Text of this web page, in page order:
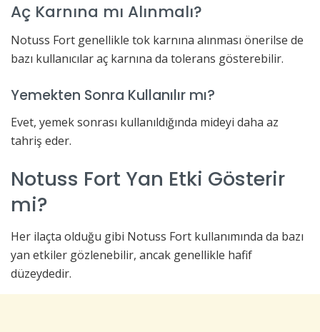
Aç Karnına mı Alınmalı?
Notuss Fort genellikle tok karnına alınması önerilse de
bazı kullanıcılar aç karnına da tolerans gösterebilir.
Yemekten Sonra Kullanılır mı?
Evet, yemek sonrası kullanıldığında mideyi daha az
tahriş eder.
Notuss Fort Yan Etki Gösterir
mi?
Her ilaçta olduğu gibi Notuss Fort kullanımında da bazı
yan etkiler gözlenebilir, ancak genellikle hafif
düzeydedir.